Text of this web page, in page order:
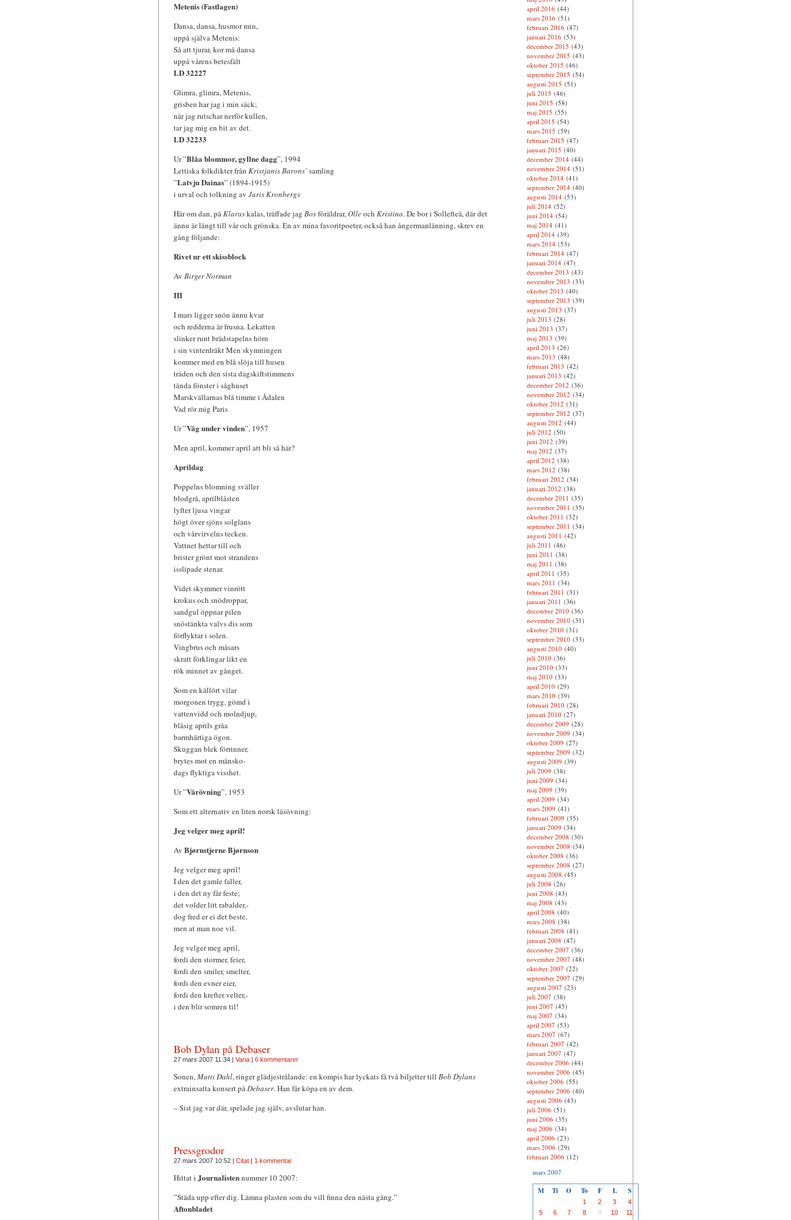
Metenis (Fastlagen)
Dansa, dansa, husmor min,
uppå själva Metenis:
Så att tjurar, kor må dansa
uppå vårens betesfält
LD 32227
Glimra, glimra, Metenis,
grisben har jag i min säck;
när jag rutschar nerför kullen,
tar jag mig en bit av det.
LD 32233
Ur ”Blåa blommor, gyllne dagg”, 1994
Lettiska folkdikter från Kristjanis Barons’samling
”Latvju Dainas” (1894-1915)
i urval och tolkning av Juris Kronbergs
Här om dan, påKlaraskalas, träffade jag Bosföräldrar,Olleoch Kristina. De bor i Sollefteå, där det
ännu är långt till vår och grönska. En av mina favoritpoeter, också han ångermanlänning, skrev en
gång följande:
Rivet ur ett skissblock
Av Birger Norman
III
I mars ligger snön ännu kvar
och redderna är frusna. Lekatten
slinker runt brädstapelns hörn
i sin vinterdräkt Men skymningen
kommer med en blå slöja till husen
träden och den sista dagskiftstimmens
tända fönster i såghuset
Marskvällarnas blå timme i Ådalen
Vad rör mig Paris
Ur ”Våg under vinden”, 1957
Men april, kommer april att bli så här?
Aprildag
Poppelns blomning sväller
blodgrå, aprilblåsten
lyfter ljusa vingar
högt över sjöns solglans
och vårvirvelns tecken.
Vattnet hettar till och
brister grönt mot strandens
isslipade stenar.
Videt skymmer vinrött
krokus och snödroppar,
sandgul öppnar pilen
snöstänkta valvs dis som
förflyktar i solen.
Vingbrus och måsars
skratt förklingar likt en
rök minnet av gånget.
Som en källört vilar
morgonen trygg, gömd i
vattenvidd och molndjup,
blåsig aprils gråa
barmhärtiga ögon.
Skuggan blek förrinner,
brytes mot en mänsko-
dags flyktiga visshet.
Ur ”Vårövning”, 1953
Som ett alternativ en liten norsk läsövning:
Jeg velger meg april!
Av Bjørnstjerne Bjørnson
Jeg velger meg april!
I den det gamle faller,
i den det ny får feste;
det volder litt rabalder,-
dog fred er ei det beste,
men at man noe vil.
Jeg velger meg april,
fordi den stormer, feier,
fordi den smiler, smelter,
fordi den evner eier,
fordi den krefter velter,-
i den blir somren til!
Bob Dylan på Debaser
27 mars 2007 11:34 | Varia| 6 kommentarer
Sonen,Matti Dahl, ringer glädjestrålande: en kompis har lyckats få två biljetter till Bob Dylans
extrainsatta konsert påDebaser. Han får köpa en av dem.
– Sist jag var där, spelade jag själv, avslutar han.
Pressgrodor
27 mars 2007 10:52 | Citat| 1 kommentar
Hittat i Journalistennummer 10 2007:
”Städa upp efter dig. Lämna plasten som du vill finna den nästa gång.”
Aftonbladet
april 2016(44)
mars 2016(51)
februari 2016(47)
januari 2016(53)
december 2015 (43)
november 2015 (43)
oktober 2015 (46)
september 2015 (54)
augusti 2015 (51)
juli 2015 (46)
juni 2015 (58)
maj 2015 (55)
april 2015 (54)
mars 2015 (59)
februari 2015 (47)
januari 2015 (40)
december 2014(44)
november 2014(51)
oktober 2014(41)
september 2014(40)
augusti 2014(53)
juli 2014(52)
juni 2014(54)
maj 2014(41)
april 2014(39)
mars 2014(53)
februari 2014(47)
januari 2014(47)
december 2013 (43)
november 2013 (33)
oktober 2013 (40)
september 2013 (39)
augusti 2013 (37)
juli 2013 (28)
juni 2013 (37)
maj 2013 (39)
april 2013 (26)
mars 2013 (48)
februari 2013 (42)
januari 2013 (42)
december 2012 (36)
november 2012 (34)
oktober 2012 (31)
september 2012 (37)
augusti 2012 (44)
juli 2012 (50)
juni 2012 (39)
maj 2012 (37)
april 2012 (38)
mars 2012 (38)
februari 2012 (34)
januari 2012 (38)
december 2011 (35)
november 2011 (35)
oktober 2011 (32)
september 2011 (34)
augusti 2011 (42)
juli 2011 (46)
juni 2011 (38)
maj 2011 (38)
april 2011 (35)
mars 2011 (34)
februari 2011 (31)
januari 2011 (36)
december 2010(36)
november 2010(31)
oktober 2010(31)
september 2010(33)
augusti 2010(40)
juli 2010(36)
juni 2010(33)
maj 2010(33)
april 2010(29)
mars 2010(39)
februari 2010(28)
januari 2010(27)
december 2009 (28)
november 2009 (34)
oktober 2009 (27)
september 2009 (32)
augusti 2009 (39)
juli 2009 (38)
juni 2009 (34)
maj 2009 (39)
april 2009 (34)
mars 2009 (41)
februari 2009 (35)
januari 2009 (34)
december 2008 (30)
november 2008 (34)
oktober 2008 (36)
september 2008 (27)
augusti 2008 (45)
juli 2008 (26)
juni 2008 (43)
maj 2008 (43)
april 2008 (40)
mars 2008 (38)
februari 2008 (41)
januari 2008 (47)
december 2007 (36)
november 2007 (48)
oktober 2007 (22)
september 2007 (29)
augusti 2007 (23)
juli 2007 (38)
juni 2007 (45)
maj 2007 (34)
april 2007 (53)
mars 2007 (67)
februari 2007 (42)
januari 2007 (47)
december 2006(44)
november 2006(45)
oktober 2006(55)
september 2006(40)
augusti 2006(43)
juli 2006(51)
juni 2006(35)
maj 2006(34)
april 2006(23)
mars 2006(29)
februari 2006(12)
mars 2007
M Ti O To F L S
1 2 3
4
5
6 7 8 9 10
11